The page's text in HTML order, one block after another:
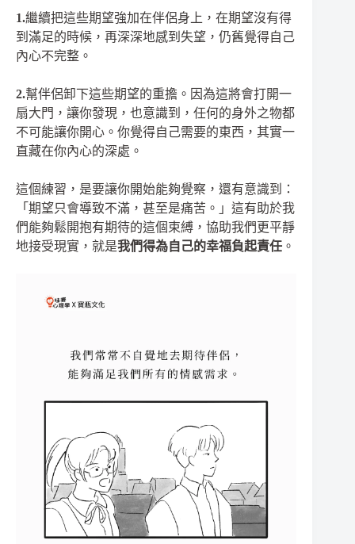
1.繼續把這些期望強加在伴侶身上，在期望沒有得
到滿足的時候，再深深地感到失望，仍舊覺得自己
內心不完整。
2.幫伴侶卸下這些期望的重擔。因為這將會打開一
扇大門，讓你發現，也意識到，任何的身外之物都
不可能讓你開心。你覺得自己需要的東西，其實一
直藏在你內心的深處。
這個練習，是要讓你開始能夠覺察，還有意識到：
「期望只會導致不滿，甚至是痛苦。」這有助於我
們能夠鬆開抱有期待的這個束縛，協助我們更平靜
地接受現實，就是我們得為自己的幸福負起責任 。